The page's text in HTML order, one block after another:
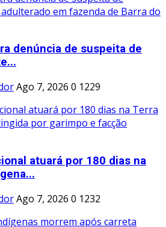
denúncia de suspeita de
Ago 7, 2026 0 1229
atuará por 180 dias na
Ago 7, 2026 0 1232